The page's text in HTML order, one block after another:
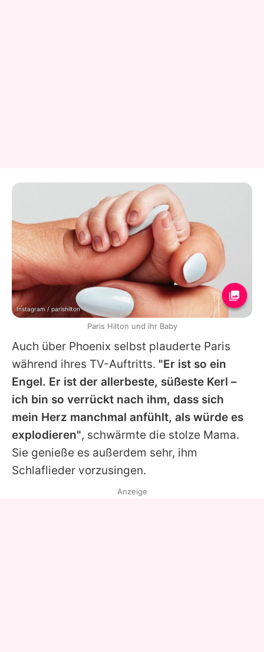
Auch über Phoenix selbst plauderte Paris
während ihres TV-Auftritts. "Er ist so ein
Engel. Er ist der allerbeste, süßeste Kerl –
ich bin so verrückt nach ihm, dass sich
mein Herz manchmal anfühlt, als würde es
explodieren", schwärmte die stolze Mama.
Sie genieße es außerdem sehr, ihm
Schlaflieder vorzusingen.
Instagram / parishilton
Paris Hilton und ihr Baby
Anzeige